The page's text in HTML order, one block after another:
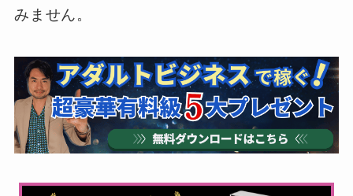
みません。